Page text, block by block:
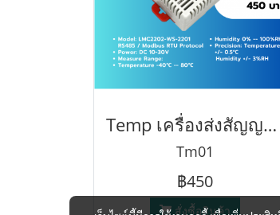
Temp เครื่องส่งสัญญาณอุณหภูมิและความชื้น SHT20 เซ็นเซอร์ความแม่นยำสูง โมดูลเซ็นเซอร์ตัวส่งอุณหภูมิและความชื้น RS485
Tm01
฿450
สั่งซื้อสินค้า